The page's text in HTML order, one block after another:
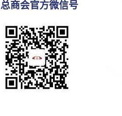
总商会官方微信号